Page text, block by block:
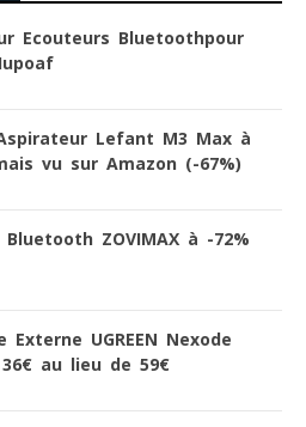
Ecouteurs Bluetoothpour
Lefant M3 Max à
vu sur Amazon (-67%)
Bluetooth ZOVIMAX à -72%
Externe UGREEN Nexode
au lieu de 59€